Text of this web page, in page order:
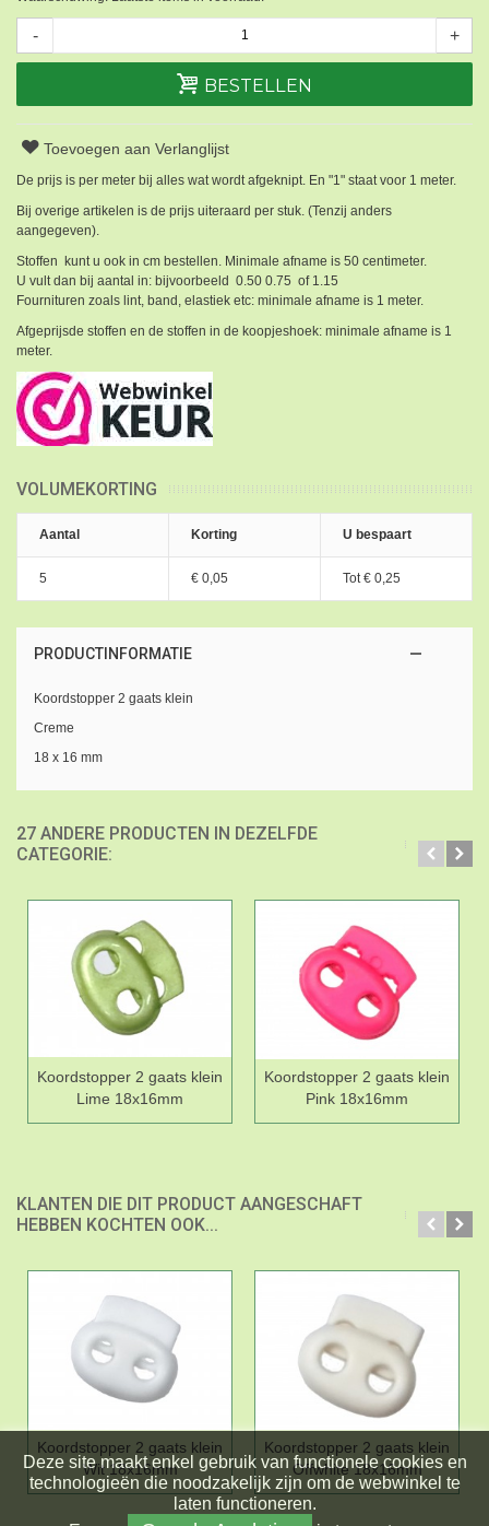
- +
BESTELLEN
Toevoegen aan Verlanglijst
De prijs is per meter bij alles wat wordt afgeknipt. En "1" staat voor 1 meter.
Bij overige artikelen is de prijs uiteraard per stuk. (Tenzij anders
aangegeven).
Stoffen kunt u ook in cm bestellen. Minimale afname is 50 centimeter.
U vult dan bij aantal in: bijvoorbeeld 0.50 0.75 of 1.15
Fournituren zoals lint, band, elastiek etc: minimale afname is 1 meter.
Afgeprijsde stoffen en de stoffen in de koopjeshoek: minimale afname is 1
meter.
VOLUMEKORTING
Aantal Korting U bespaart
5 € 0,05 Tot € 0,25
PRODUCTINFORMATIE
Koordstopper 2 gaats klein
Creme
18 x 16 mm
27 ANDERE PRODUCTEN IN DEZELFDE
CATEGORIE:
Koordstopper 2 gaats klein
Lime 18x16mm
Koordstopper 2 gaats klein
Pink 18x16mm
KLANTEN DIE DIT PRODUCT AANGESCHAFT
HEBBEN KOCHTEN OOK...
Koordstopper 2 gaats klein
Wit 18x16mm
Koordstopper 2 gaats klein
Offwhite 18x16mm
Deze site maakt enkel gebruik van functionele cookies en
technologieën die noodzakelijk zijn om de webwinkel te
laten functioneren.